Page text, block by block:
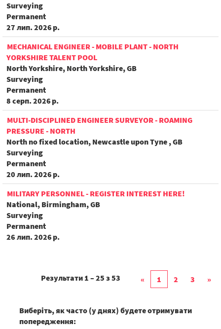
Surveying
Permanent
27 лип. 2026 р.
MECHANICAL ENGINEER - MOBILE PLANT - NORTH
YORKSHIRE TALENT POOL
North Yorkshire, North Yorkshire, GB
Surveying
Permanent
8 серп. 2026 р.
MULTI-DISCIPLINED ENGINEER SURVEYOR - ROAMING
PRESSURE - NORTH
North no fixed location, Newcastle upon Tyne , GB
Surveying
Permanent
20 лип. 2026 р.
MILITARY PERSONNEL - REGISTER INTEREST HERE!
National, Birmingham, GB
Surveying
Permanent
26 лип. 2026 р.
Результати 1 – 25 з53 « 1 2 3 »
Виберіть, як часто (у днях) будете отримувати
попередження: